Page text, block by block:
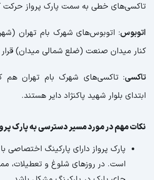
تاکسی‌های خطی به سمت پارک پرواز حرکت
اتوبوس: اتوبوس‌های شهرک بام تهران
کنار میدان صنعت (ضلع شمالی میدان) قرار
تاکسی: تاکسی‌های شهرک بام تهران هم
ابتدای بلوار شهید پاکنژاد دایر هستند.
نکات مهم در مورد مسیر دسترسی به پارک
پارک پرواز دارای پارکینگ اختصاصی
است. در روزهای شلوغ و تعطیلات،